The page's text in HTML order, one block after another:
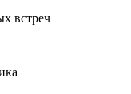
встреч